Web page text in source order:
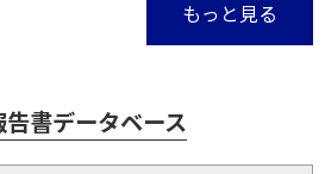
もっと見る
書データベース